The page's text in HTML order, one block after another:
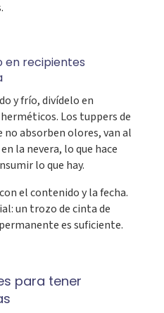
en recipientes
y frío, divídelo en
Los tuppers de
absorben olores, van al
la nevera, lo que hace
lo que hay.
el contenido y la fecha.
un trozo de cinta de
es suficiente.
para tener